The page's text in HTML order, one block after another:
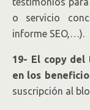
o servicio
informe SEO,…).
19- El copy
en los
suscripción al